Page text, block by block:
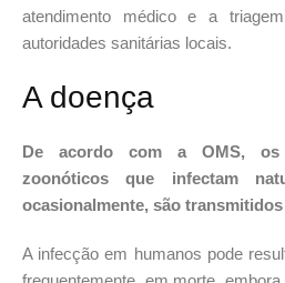
atendimento médico e a
autoridades sanitárias locais.
A doença
De acordo com a OMS, os
zoonóticos que infectam
ocasionalmente, são
A infecção em humanos pode